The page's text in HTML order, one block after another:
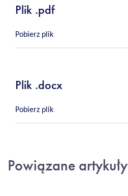
Plik .pdf
Pobierz plik
Plik .docx
Pobierz plik
Powiązane artykuły